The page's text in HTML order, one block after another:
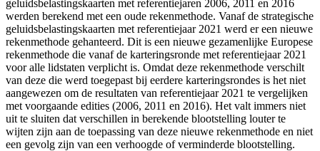
geluidsbelastingskaarten met referentiejaren 2006, 2011 en 2016
werden berekend met een oude rekenmethode. Vanaf de strategische
geluidsbelastingskaarten met referentiejaar 2021 werd er een nieuwe
rekenmethode gehanteerd. Dit is een nieuwe gezamenlijke Europese
rekenmethode die vanaf de karteringsronde met referentiejaar 2021
voor alle lidstaten verplicht is. Omdat deze rekenmethode verschilt
van deze die werd toegepast bij eerdere karteringsrondes is het niet
aangewezen om de resultaten van referentiejaar 2021 te vergelijken
met voorgaande edities (2006, 2011 en 2016). Het valt immers niet
uit te sluiten dat verschillen in berekende blootstelling louter te
wijten zijn aan de toepassing van deze nieuwe rekenmethode en niet
een gevolg zijn van een verhoogde of verminderde blootstelling.